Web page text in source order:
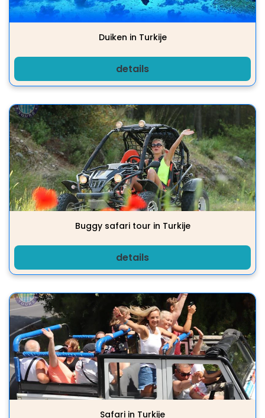
Duiken in Turkije
details
Buggy safari tour in Turkije
details
Safari in Turkije